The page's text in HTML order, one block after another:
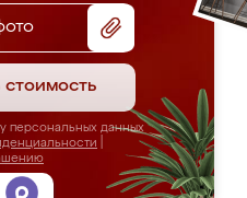
стоимость
персональных данных